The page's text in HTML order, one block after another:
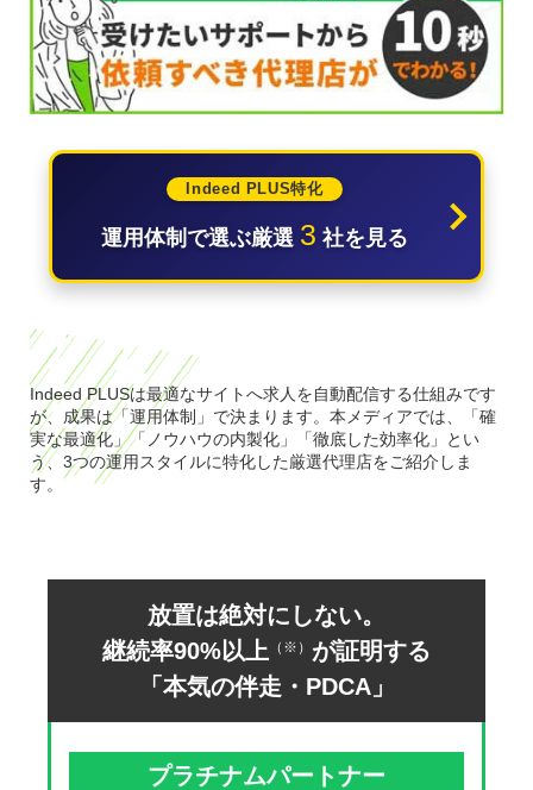
Indeed PLUS特化
運用体制で選ぶ厳選 3 社を見る
Indeed PLUSは最適なサイトへ求人を自動配信する仕組みです
が、成果は「運用体制」で決まります。本メディアでは、「確
実な最適化」「ノウハウの内製化」「徹底した効率化」とい
う、3つの運用スタイルに特化した厳選代理店をご紹介しま
す。
放置は絶対にしない。
継続率90%以上 （※） が証明する
「本気の伴走・PDCA」
プラチナムパートナー